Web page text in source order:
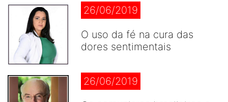
26/06/2019
O uso da fé na cura das
dores sentimentais
26/06/2019